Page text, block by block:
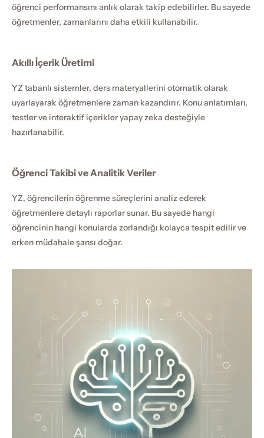
öğrenci performansını anlık olarak takip edebilirler. Bu sayede
öğretmenler, zamanlarını daha etkili kullanabilir.
Akıllı İçerik Üretimi
YZ tabanlı sistemler, ders materyallerini otomatik olarak
uyarlayarak öğretmenlere zaman kazandırır. Konu anlatımları,
testler ve interaktif içerikler yapay zeka desteğiyle
hazırlanabilir.
Öğrenci Takibi ve Analitik Veriler
YZ, öğrencilerin öğrenme süreçlerini analiz ederek
öğretmenlere detaylı raporlar sunar. Bu sayede hangi
öğrencinin hangi konularda zorlandığı kolayca tespit edilir ve
erken müdahale şansı doğar.